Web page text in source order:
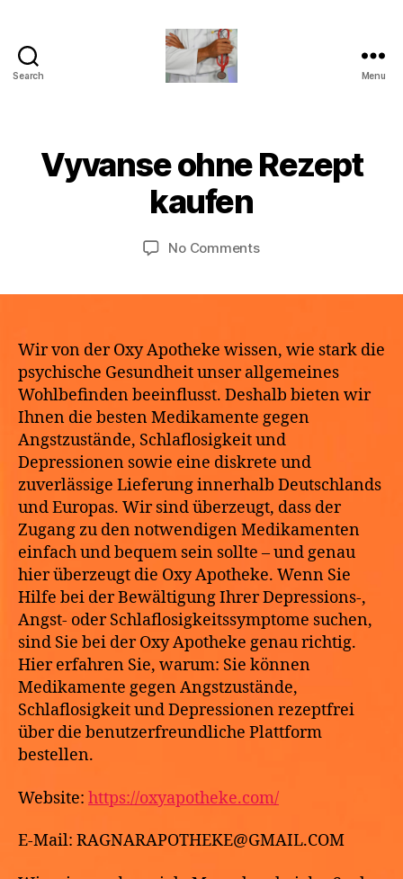
Search Menu
Categories
I
Vyvanse ohne Rezept
kaufen
y
t
M
a
y
2
2
2
No Commentson
Wir von der Oxy Apotheke wissen, wie stark die
psychische Gesundheit unser allgemeines
Wohlbefinden beeinflusst. Deshalb bieten wir
Ihnen die besten Medikamente gegen
Angstzustände, Schlaflosigkeit und
Depressionen sowie eine diskrete und
zuverlässige Lieferung innerhalb Deutschlands
und Europas. Wir sind überzeugt, dass der
Zugang zu den notwendigen Medikamenten
einfach und bequem sein sollte – und genau
hier überzeugt die Oxy Apotheke. Wenn Sie
Hilfe bei der Bewältigung Ihrer Depressions-,
Angst- oder Schlaflosigkeitssymptome suchen,
sind Sie bei der Oxy Apotheke genau richtig.
Hier erfahren Sie, warum: Sie können
Medikamente gegen Angstzustände,
Schlaflosigkeit und Depressionen rezeptfrei
über die benutzerfreundliche Plattform
bestellen.
Website: https://oxyapotheke.com/
E-Mail: RAGNARAPOTHEKE@GMAIL.COM